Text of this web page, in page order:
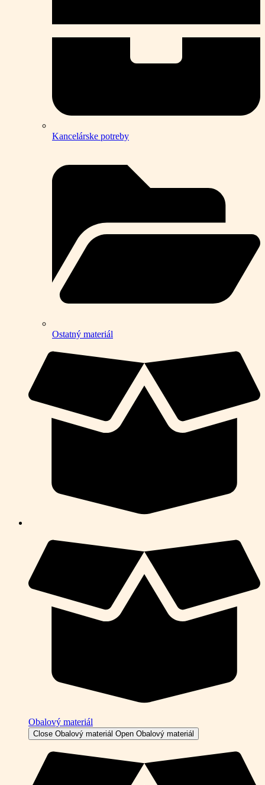
Kancelárske potreby
Ostatný materiál
Obalový materiál
Close Obalový materiál Open Obalový materiál